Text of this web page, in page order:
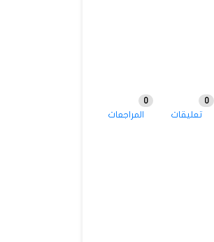
تعليقات
0
المراجعات
0